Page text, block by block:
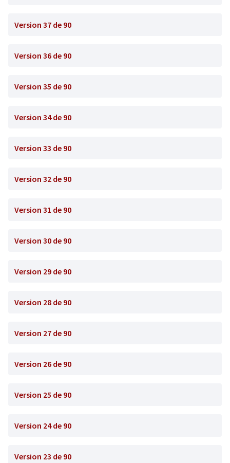
Version 37 de 90
Version 36 de 90
Version 35 de 90
Version 34 de 90
Version 33 de 90
Version 32 de 90
Version 31 de 90
Version 30 de 90
Version 29 de 90
Version 28 de 90
Version 27 de 90
Version 26 de 90
Version 25 de 90
Version 24 de 90
Version 23 de 90